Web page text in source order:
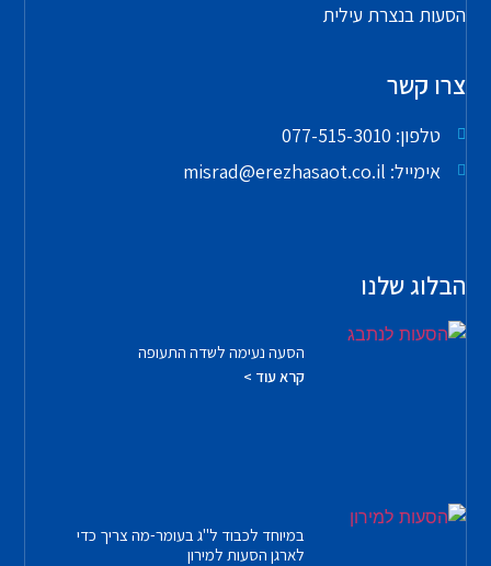
הסעות בנצרת עילית
צרו קשר
טלפון: 077-515-3010
אימייל: misrad@erezhasaot.co.il
הבלוג שלנו
הסעה נעימה לשדה התעופה
קרא עוד >
במיוחד לכבוד ל"ג בעומר-מה צריך כדי
לארגן הסעות למירון